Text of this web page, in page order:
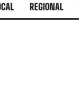
REGIONAL